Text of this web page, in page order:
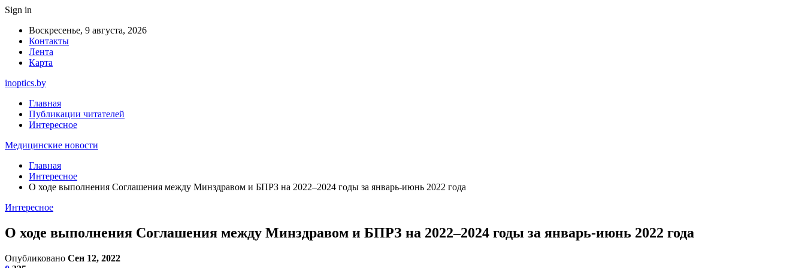
Sign in
Воскресенье, 9 августа, 2026
Контакты
Лента
Карта
inoptics.by
Главная
Публикации читателей
Интересное
Медицинские новости
Главная
Интересное
О ходе выполнения Соглашения между Минздравом и БПРЗ на 2022–2024 годы за январь-июнь 2022 года
Интересное
О ходе выполнения Соглашения между Минздравом и БПРЗ на 2022–2024 годы за январь-июнь 2022 года
Опубликовано Сен 12, 2022